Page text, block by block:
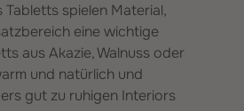
Tabletts spielen Material,
eine wichtige
aus Akazie, Walnuss oder
und natürlich und
gut zu ruhigen Interiors